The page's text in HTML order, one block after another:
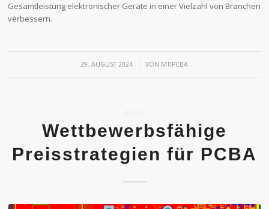
Gesamtleistung elektronischer Geräte in einer Vielzahl von Branchen
verbessern.
29. AUGUST 2024
/ VON MTIPCBA
Wettbewerbsfähige
Preisstrategien für PCBA